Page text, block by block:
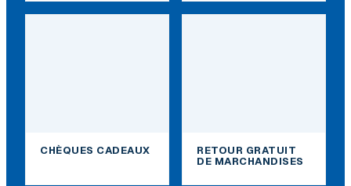
CHÈQUES CADEAUX
RETOUR GRATUIT
DE MARCHANDISES